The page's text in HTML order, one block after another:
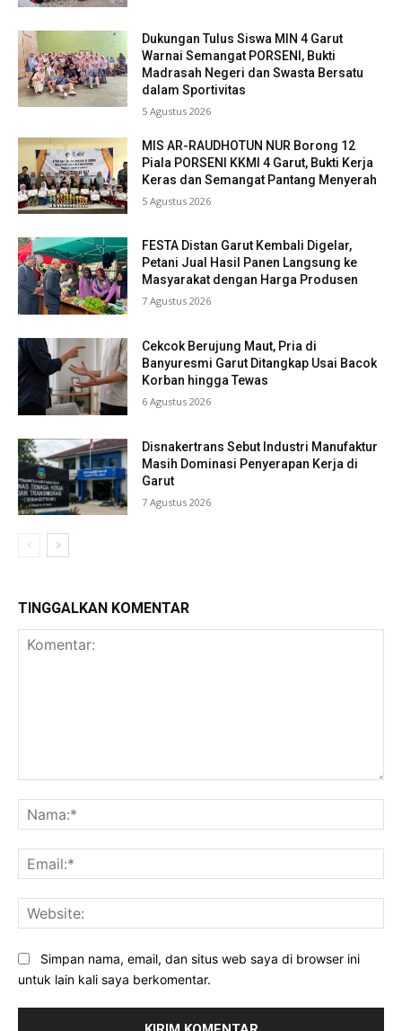
Dukungan Tulus Siswa MIN 4 Garut
Warnai Semangat PORSENI, Bukti
Madrasah Negeri dan Swasta Bersatu
dalam Sportivitas
5 Agustus 2026
MIS AR-RAUDHOTUN NUR Borong 12
Piala PORSENI KKMI 4 Garut, Bukti Kerja
Keras dan Semangat Pantang Menyerah
5 Agustus 2026
FESTA Distan Garut Kembali Digelar,
Petani Jual Hasil Panen Langsung ke
Masyarakat dengan Harga Produsen
7 Agustus 2026
Cekcok Berujung Maut, Pria di
Banyuresmi Garut Ditangkap Usai Bacok
Korban hingga Tewas
6 Agustus 2026
Disnakertrans Sebut Industri Manufaktur
Masih Dominasi Penyerapan Kerja di
Garut
7 Agustus 2026
TINGGALKAN KOMENTAR
Simpan nama, email, dan situs web saya di browser ini
untuk lain kali saya berkomentar.